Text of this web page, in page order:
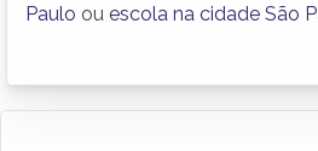
Paulo ou escola na cidade São